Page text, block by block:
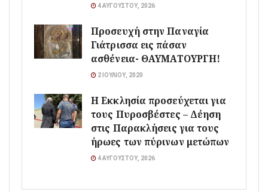
4 ΑΥΓΟΎΣΤΟΥ, 2026
Προσευχή στην Παναγία
Γιάτρισσα εις πάσαν
ασθένεια- ΘΑΥΜΑΤΟΥΡΓΗ!
2 ΙΟΥΛΊΟΥ, 2020
Η Εκκλησία προσεύχεται για
τους Πυροσβέστες – Δέηση
στις Παρακλήσεις για τους
ήρωες των πύρινων μετώπων
4 ΑΥΓΟΎΣΤΟΥ, 2026